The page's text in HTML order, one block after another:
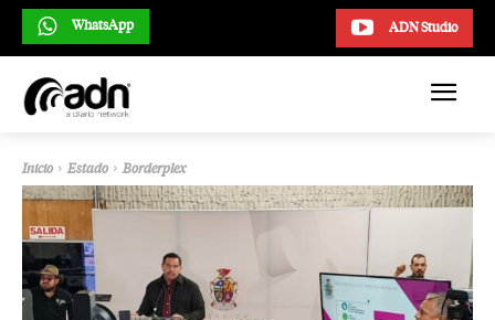
ADN Studio
WhatsApp
Inicio Estado Borderplex